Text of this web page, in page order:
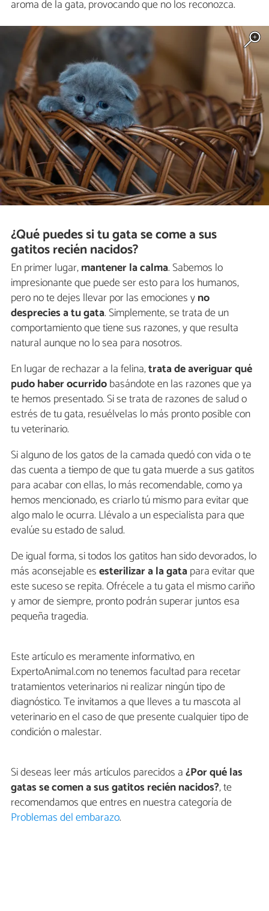
aroma de la gata, provocando que no los reconozca.
¿Qué puedes si tu gata se come a sus
gatitos recién nacidos?
En primer lugar,mantener la calma. Sabemos lo
impresionante que puede ser esto para los humanos,
pero no te dejes llevar por las emociones yno
desprecies a tu gata. Simplemente, se trata de un
comportamiento que tiene sus razones, y que resulta
natural aunque no lo sea para nosotros.
En lugar de rechazar a la felina,trata de averiguar qué
pudo haber ocurridobasándote en las razones que ya
te hemos presentado. Si se trata de razones de salud o
estrés de tu gata, resuélvelas lo más pronto posible con
tu veterinario.
Si alguno de los gatos de la camada quedó con vida o te
das cuenta a tiempo de que tu gata muerde a sus gatitos
para acabar con ellas, lo más recomendable, como ya
hemos mencionado, es criarlo tú mismo para evitar que
algo malo le ocurra. Llévalo a un especialista para que
evalúe su estado de salud.
De igual forma, si todos los gatitos han sido devorados, lo
más aconsejable esesterilizar a la gatapara evitar que
este suceso se repita. Ofrécele a tu gata el mismo cariño
y amor de siempre, pronto podrán superar juntos esa
pequeña tragedia.
Este artículo es meramente informativo, en
ExpertoAnimal.com no tenemos facultad para recetar
tratamientos veterinarios ni realizar ningún tipo de
diagnóstico. Te invitamos a que lleves a tu mascota al
veterinario en el caso de que presente cualquier tipo de
condición o malestar.
Si deseas leer más artículos parecidos a¿Por qué las
gatas se comen a sus gatitos recién nacidos?, te
recomendamos que entres en nuestra categoría de
Problemas del embarazo.